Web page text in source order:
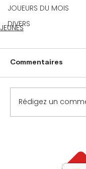
JOUEURS DU MOIS
DIVERS
JEUNES
Commentaires
Rédigez un